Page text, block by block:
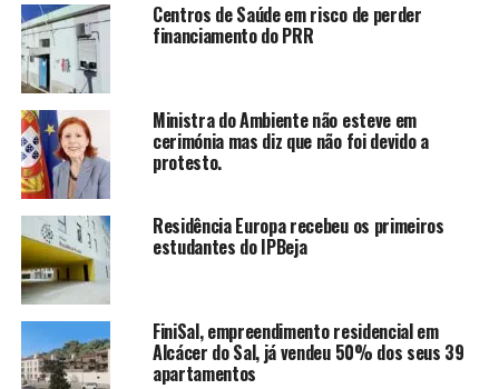
Centros de Saúde em risco de perder
financiamento do PRR
Ministra do Ambiente não esteve em
cerimónia mas diz que não foi devido a
protesto.
Residência Europa recebeu os primeiros
estudantes do IPBeja
FiniSal, empreendimento residencial em
Alcácer do Sal, já vendeu 50% dos seus 39
apartamentos